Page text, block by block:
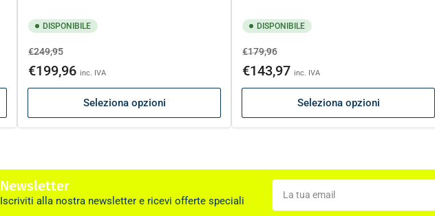
DISPONIBILE
Prezzo
di
€249,95Prezzo
scontato
€199,96 inc. IVA
Seleziona opzioni
DISPONIBILE
Prezzo
di
€179,96Prezzo
scontato
€143,97 inc. IVA
Seleziona opzioni
Newsletter
Iscriviti alla nostra newsletter e ricevi offerte speciali
La
tua
email